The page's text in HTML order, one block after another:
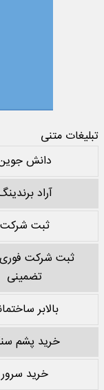
تبلیغات متنی
دانش
آراد
ثبت شرکت
ثبت شرکت فوری
تضمینی
بالابر
خرید پشم
خرید سرور